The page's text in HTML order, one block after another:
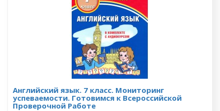
Английский язык. 7 класс. Мониторинг
успеваемости. Готовимся к Всероссийской
Проверочной Работе